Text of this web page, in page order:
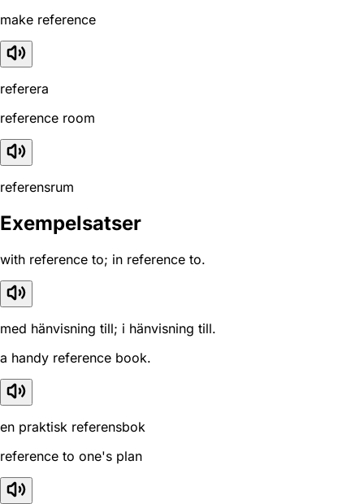
make reference
referera
reference room
referensrum
Exempelsatser
with reference to; in reference to.
med hänvisning till; i hänvisning till.
a handy reference book.
en praktisk referensbok
reference to one's plan